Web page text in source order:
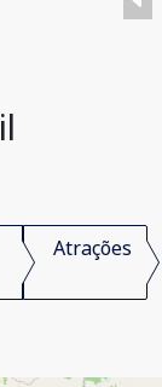
Atrações